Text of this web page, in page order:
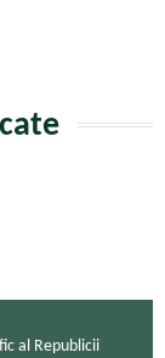
al Republicii